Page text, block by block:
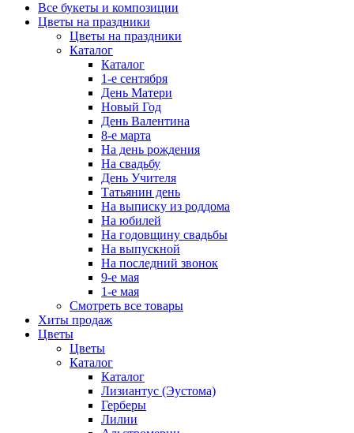
Все букеты и композиции
Цветы на праздники
Цветы на праздники
Каталог
Каталог
1-е сентября
День Матери
Новый Год
День Валентина
8-е марта
На день рождения
На свадьбу
День Учителя
Татьянин день
На выписку из роддома
На юбилей
На годовщину свадьбы
На выпускной
На последний звонок
9-е мая
1-е мая
Смотреть все товары
Хиты продаж
Цветы
Цветы
Каталог
Каталог
Лизиантус (Эустома)
Герберы
Лилии